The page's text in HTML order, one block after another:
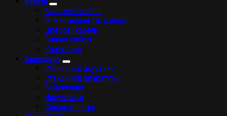
Акустичні кабелі
Міжкомпонентні кабелі
Цифрові кабелі
Силові кабелі
Конектори
Аксесуари
Стенди під акустику
Стенди під апаратуру
Віброопори
Навушники
Силові фільтри